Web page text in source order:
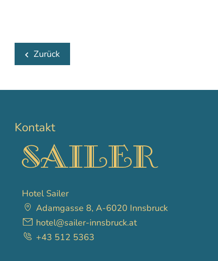
Zurück
Kontakt
Hotel Sailer
Adamgasse 8, A-6020 Innsbruck
hotel@sailer-innsbruck.at
+43 512 5363